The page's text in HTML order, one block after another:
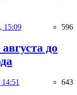
15:09 596
до
14:51 643